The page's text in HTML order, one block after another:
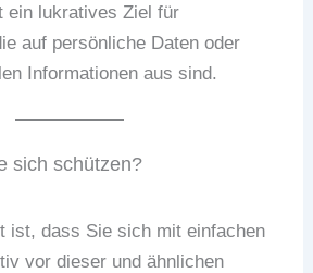
ein lukratives Ziel für
auf persönliche Daten oder
Informationen aus sind.
sich schützen?
ist, dass Sie sich mit einfachen
vor dieser und ähnlichen